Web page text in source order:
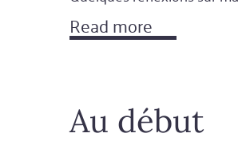
Read more
Au début